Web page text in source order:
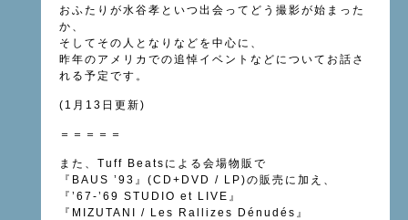
おふたりが水谷孝といつ出会ってどう撮影が始まった
か、
そしてその人となりなどを中心に、
昨年のアメリカでの追悼イベントなどについてお話さ
れる予定です。
(1月13日更新)
＝＝＝＝＝
また、Tuff Beatsによる会場物販で
『BAUS ’93』(CD+DVD / LP)の販売に加え、
『’67-’69 STUDIO et LIVE』
『MIZUTANI / Les Rallizes Dénudés』